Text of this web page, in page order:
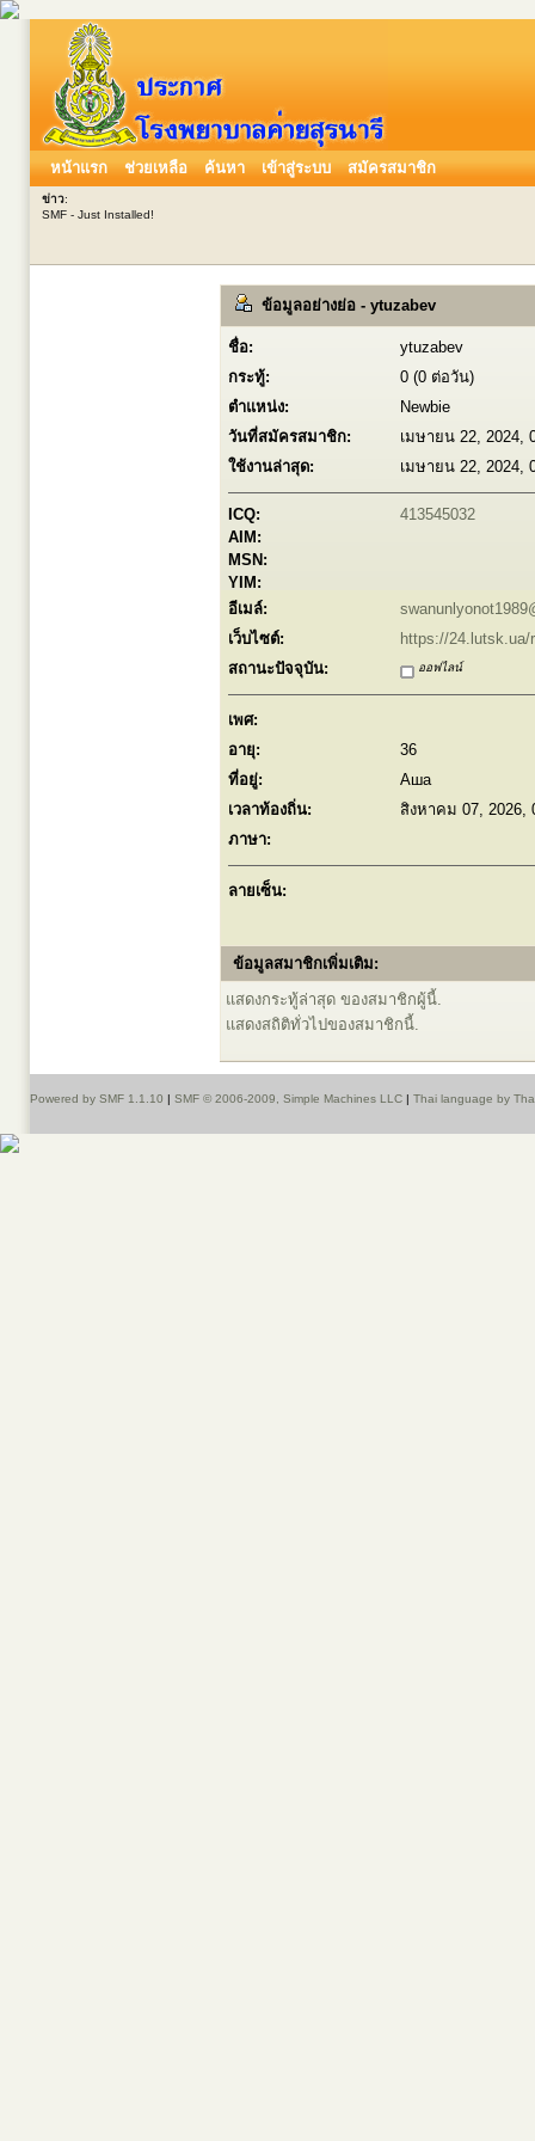
หน้าแรก ช่วยเหลือ ค้นหา เข้าสู่ระบบ สมัครสมาชิก
ข่าว:
SMF - Just Installed!
ข้อมูลอย่างย่อ - ytuzabev
ชื่อ:
ytuzabev
กระทู้:
0 (0 ต่อวัน)
ตำแหน่ง:
Newbie
วันที่สมัครสมาชิก:
เมษายน 22, 2024,
ใช้งานล่าสุด:
เมษายน 22, 2024,
ICQ:
413545032
AIM:
MSN:
YIM:
อีเมล์:
เว็บไซต์:
https://24.lutsk.ua/
สถานะปัจจุบัน:
ออฟไลน์
เพศ:
อายุ:
36
ที่อยู่:
Аша
เวลาท้องถิ่น:
สิงหาคม 07, 2026,
ภาษา:
ลายเซ็น:
ข้อมูลสมาชิกเพิ่มเติม:
แสดงกระทู้ล่าสุด ของสมาชิกผู้นี้.
แสดงสถิติทั่วไปของสมาชิกนี้.
Powered by SMF 1.1.10 | SMF © 2006-2009, Simple Machines LLC | Thai language by